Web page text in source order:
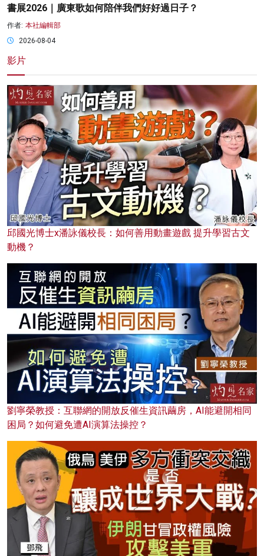
書展2026｜廣東歌如何陪伴我們好好過日子？
作者: 本社編輯部
2026-08-04
影片
邱國光博士x潘詠儀校長：如何善用動畫遊戲 提升學習古文
動機？
劉寧榮教授：互聯網的開放反催生資訊繭房，AI能避開相同
困局？如何避免遭AI演算法操控？